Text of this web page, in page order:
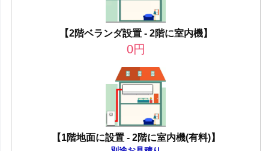
【2階ベランダ設置 - 2階に室内機】
0円
【1階地面に設置 - 2階に室内機(有料)】